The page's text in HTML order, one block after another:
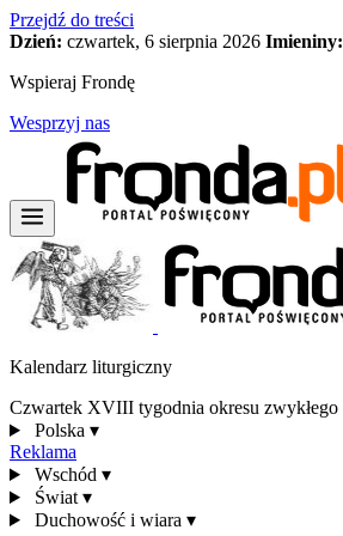
Przejdź do treści
Dzień: czwartek, 6 sierpnia 2026 Imieniny:
Wspieraj Frondę
Wesprzyj nas
Kalendarz liturgiczny
Czwartek XVIII tygodnia okresu zwykłego
Polska ▾
Reklama
Wschód ▾
Świat ▾
Duchowość i wiara ▾